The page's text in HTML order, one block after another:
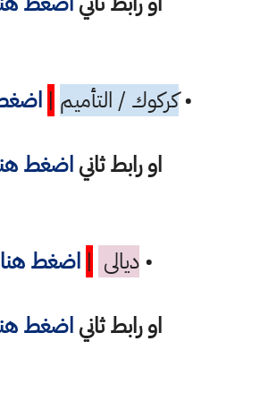
•كركوك / التأميم |
او رابط ثانياضغط
•ديالى | اضغط هنا
او رابط ثانياضغط